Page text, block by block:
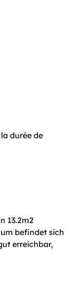
durée de
13.2m2
befindet sich
erreichbar,